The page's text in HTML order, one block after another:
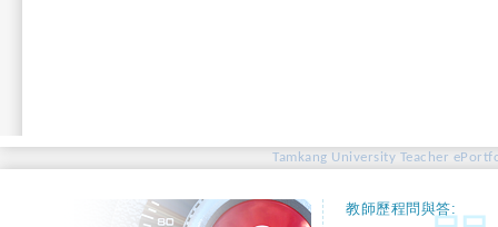
Tamkang University Teacher
教師歷程問與答: